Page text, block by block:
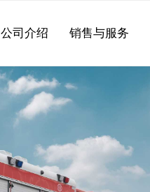
公司介绍 销售与服务